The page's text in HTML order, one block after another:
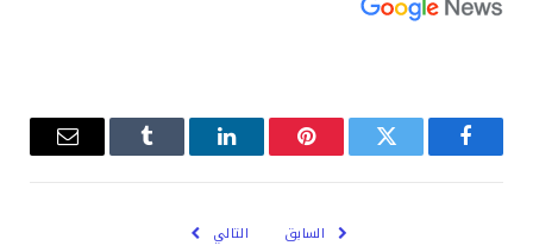
فيسبوكتويتر بينتيريستلينكدإن Tumblrالبريد
السابق التالي